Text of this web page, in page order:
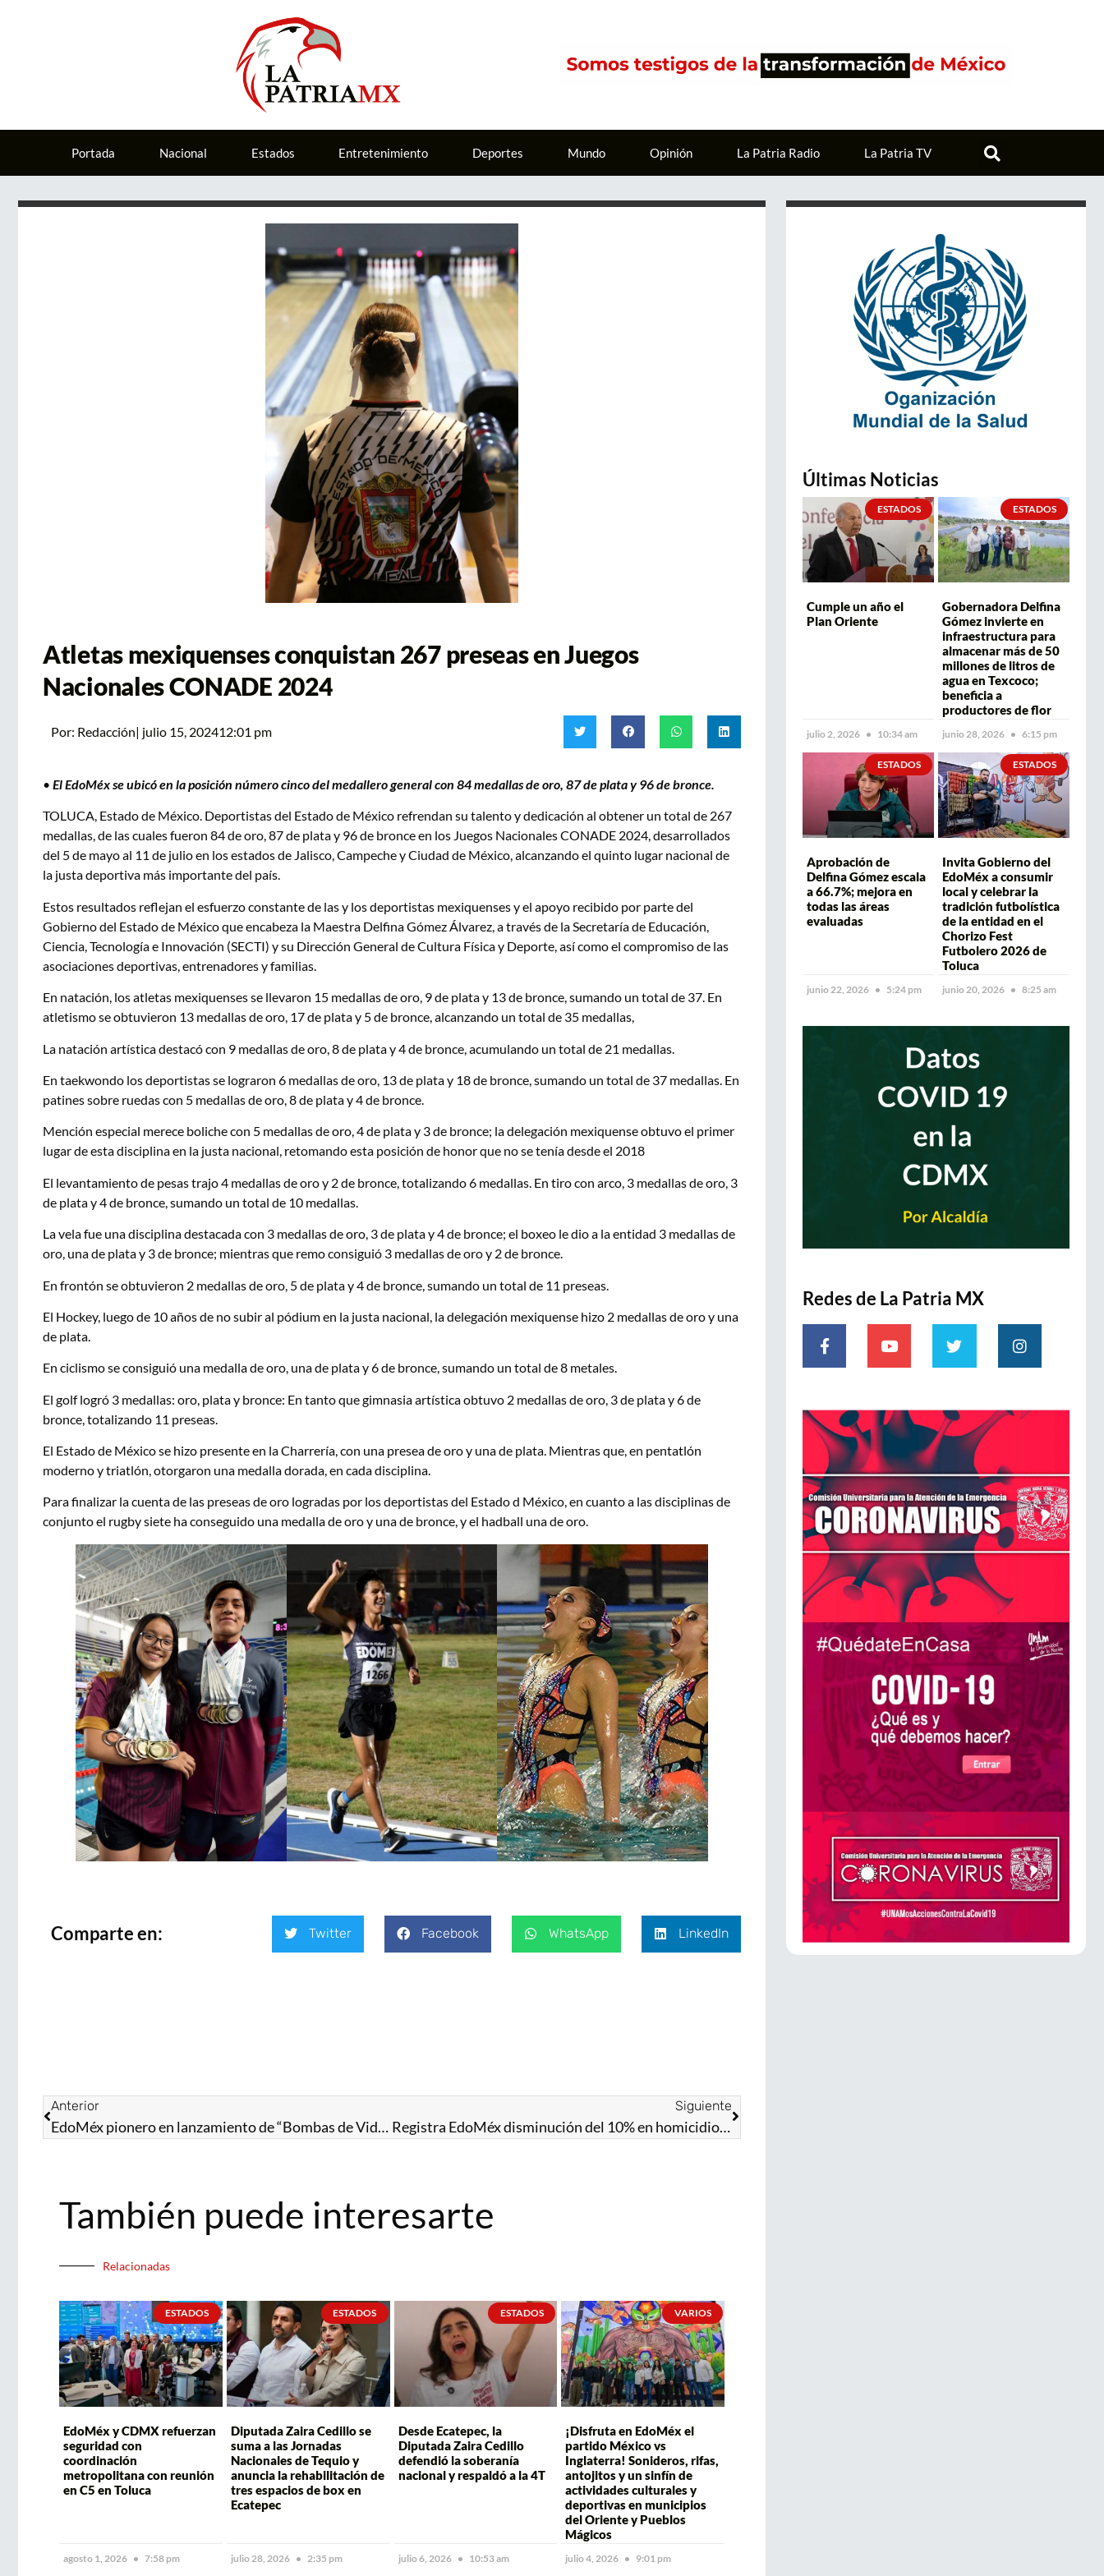
Portada Nacional Estados Entretenimiento Deportes Mundo Opinión La Patria Radio La Patria TV
Atletas mexiquenses conquistan 267 preseas en Juegos
Nacionales CONADE 2024
Por: Redacción| julio 15, 202412:01 pm
• El EdoMéx se ubicó en la posición número cinco del medallero general con 84 medallas de oro, 87 de plata y 96 de bronce.
TOLUCA, Estado de México. Deportistas del Estado de México refrendan su talento y dedicación al obtener un total de 267
medallas, de las cuales fueron 84 de oro, 87 de plata y 96 de bronce en los Juegos Nacionales CONADE 2024, desarrollados
del 5 de mayo al 11 de julio en los estados de Jalisco, Campeche y Ciudad de México, alcanzando el quinto lugar nacional de
la justa deportiva más importante del país.
Estos resultados reflejan el esfuerzo constante de las y los deportistas mexiquenses y el apoyo recibido por parte del
Gobierno del Estado de México que encabeza la Maestra Delfina Gómez Álvarez, a través de la Secretaría de Educación,
Ciencia, Tecnología e Innovación (SECTI) y su Dirección General de Cultura Física y Deporte, así como el compromiso de las
asociaciones deportivas, entrenadores y familias.
En natación, los atletas mexiquenses se llevaron 15 medallas de oro, 9 de plata y 13 de bronce, sumando un total de 37. En
atletismo se obtuvieron 13 medallas de oro, 17 de plata y 5 de bronce, alcanzando un total de 35 medallas,
La natación artística destacó con 9 medallas de oro, 8 de plata y 4 de bronce, acumulando un total de 21 medallas.
En taekwondo los deportistas se lograron 6 medallas de oro, 13 de plata y 18 de bronce, sumando un total de 37 medallas. En
patines sobre ruedas con 5 medallas de oro, 8 de plata y 4 de bronce.
Mención especial merece boliche con 5 medallas de oro, 4 de plata y 3 de bronce; la delegación mexiquense obtuvo el primer
lugar de esta disciplina en la justa nacional, retomando esta posición de honor que no se tenía desde el 2018
El levantamiento de pesas trajo 4 medallas de oro y 2 de bronce, totalizando 6 medallas. En tiro con arco, 3 medallas de oro, 3
de plata y 4 de bronce, sumando un total de 10 medallas.
La vela fue una disciplina destacada con 3 medallas de oro, 3 de plata y 4 de bronce; el boxeo le dio a la entidad 3 medallas de
oro, una de plata y 3 de bronce; mientras que remo consiguió 3 medallas de oro y 2 de bronce.
En frontón se obtuvieron 2 medallas de oro, 5 de plata y 4 de bronce, sumando un total de 11 preseas.
El Hockey, luego de 10 años de no subir al pódium en la justa nacional, la delegación mexiquense hizo 2 medallas de oro y una
de plata.
En ciclismo se consiguió una medalla de oro, una de plata y 6 de bronce, sumando un total de 8 metales.
El golf logró 3 medallas: oro, plata y bronce: En tanto que gimnasia artística obtuvo 2 medallas de oro, 3 de plata y 6 de
bronce, totalizando 11 preseas.
El Estado de México se hizo presente en la Charrería, con una presea de oro y una de plata. Mientras que, en pentatlón
moderno y triatlón, otorgaron una medalla dorada, en cada disciplina.
Para finalizar la cuenta de las preseas de oro logradas por los deportistas del Estado d México, en cuanto a las disciplinas de
conjunto el rugby siete ha conseguido una medalla de oro y una de bronce, y el hadball una de oro.
Comparte en: Twitter Facebook WhatsApp LinkedIn
Anterior
EdoMéx pionero en lanzamiento de “Bombas de Vida” para reforestar zonas de difícil acceso
Siguiente
Registra EdoMéx disminución del 10% en homicidios dolosos con trabajo coordinado por la Gobernadora Delfina Gómez Álvarez
También puede interesarte
Relacionadas
ESTADOS
EdoMéx y CDMX refuerzan
seguridad con
coordinación
metropolitana con reunión
en C5 en Toluca
agosto 1, 2026 7:58 pm
ESTADOS
Diputada Zaira Cedillo se
suma a las Jornadas
Nacionales de Tequio y
anuncia la rehabilitación de
tres espacios de box en
Ecatepec
julio 28, 2026 2:35 pm
ESTADOS
Desde Ecatepec, la
Diputada Zaira Cedillo
defendió la soberanía
nacional y respaldó a la 4T
julio 6, 2026 10:53 am
VARIOS
¡Disfruta en EdoMéx el
partido México vs
Inglaterra! Sonideros, rifas,
antojitos y un sinfín de
actividades culturales y
deportivas en municipios
del Oriente y Pueblos
Mágicos
julio 4, 2026 9:01 pm
Últimas Noticias
ESTADOS
Cumple un año el
Plan Oriente
julio 2, 2026 10:34 am
ESTADOS
Gobernadora Delfina
Gómez invierte en
infraestructura para
almacenar más de 50
millones de litros de
agua en Texcoco;
beneficia a
productores de flor
junio 28, 2026 6:15 pm
ESTADOS
Aprobación de
Delfina Gómez escala
a 66.7%; mejora en
todas las áreas
evaluadas
junio 22, 2026 5:24 pm
ESTADOS
Invita Gobierno del
EdoMéx a consumir
local y celebrar la
tradición futbolística
de la entidad en el
Chorizo Fest
Futbolero 2026 de
Toluca
junio 20, 2026 8:25 am
Redes de La Patria MX